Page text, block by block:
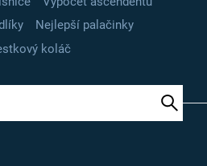
Nejlepší palačinky
koláč